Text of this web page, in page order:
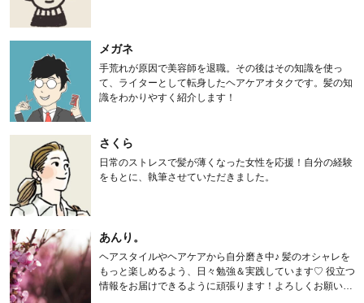
メガネ
手荒れが原因で美容師を退職。その後はその知識を使っ
て、ライターとして転身したヘアケアオタクです。髪の知
識をわかりやすく紹介します！
さくら
日常のストレスで髪が薄くなった女性を応援！自分の経験
をもとに、執筆させていただきました。
あんり。
ヘアスタイルやヘアケアから自分磨き中♪ 髪のオシャレを
もっと楽しめるよう、日々勉強＆実践しています♡ 役立つ
情報をお届けできるように頑張ります！よろしくお願いし